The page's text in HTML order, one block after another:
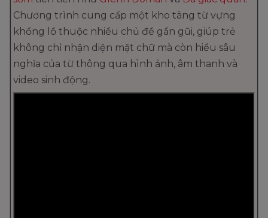
Chương trình cung cấp một kho tàng từ vựng
khổng lồ thuộc nhiều chủ đề gần gũi, giúp trẻ
không chỉ nhận diện mặt chữ mà còn hiểu sâu
nghĩa của từ thông qua hình ảnh, âm thanh và
video sinh động.